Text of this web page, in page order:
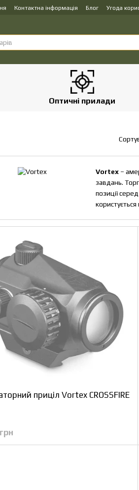
Контактна інформація Блог Угода
Оптичні прилади
Vortex –
завдань.
позиції
приціл Vortex CROSSFIRE